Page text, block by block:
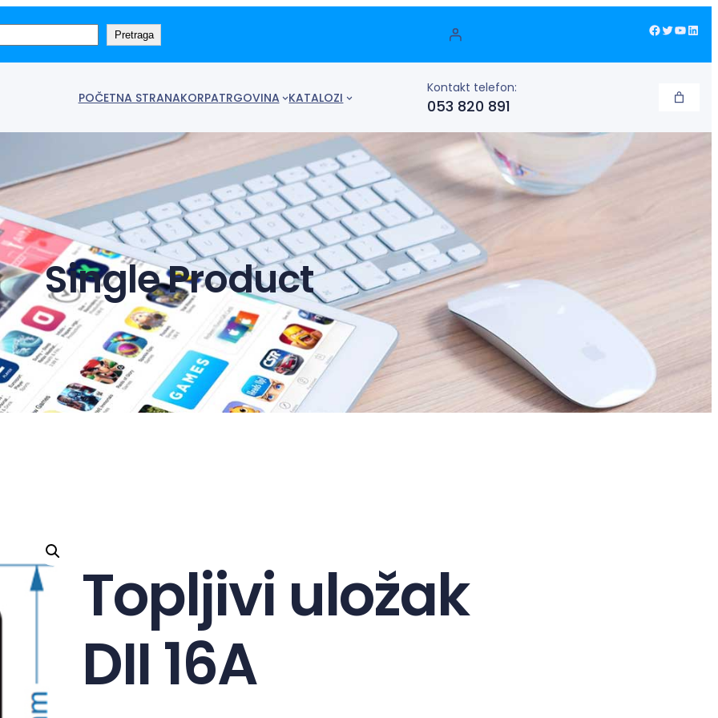
Pretraga Facebook Twitter YouTube LinkedIn
POČETNA STRANAKORPATRGOVINA KATALOZI
Kontakt telefon:
053 820 891
Single Product
Topljivi uložak
DII 16A